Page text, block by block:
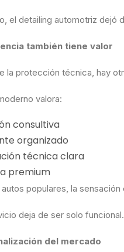
el detailing automotriz dejó
también tiene valor
la protección técnica, hay
valora:
consultiva
organizado
técnica clara
premium
populares, la
deja de ser solo
del mercado